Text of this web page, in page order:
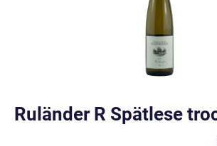
Ruländer R Spätlese